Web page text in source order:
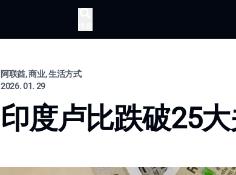
阿联酋, 商业, 生活方式
2026. 01. 29
印度卢比跌破25